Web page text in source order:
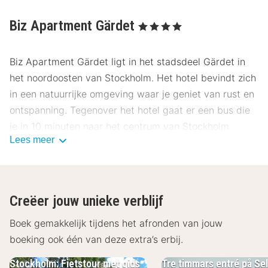
Biz Apartment Gärdet , 4 Sterren
Biz Apartment Gärdet ligt in het stadsdeel Gärdet in
het noordoosten van Stockholm. Het hotel bevindt zich
in een natuurrijke omgeving waar je geniet van rust en
ontspanning. Tegenover het hotel gaat er een bus die
je in 10 minuten naar het centrum van Stockholm
brengt. Liever met de metro? Op 10 minuten
appartementen met een lichte, moderne inrichting.
Ieder appartement is voorzien van een televisie,
keukentje en een badkamer met een douche en toilet.
In de openbare ruimtes van het hotel is gratis Wi-Fi
aanwezig. Het hotel heeft een eigen restaurant dat
Lees meer
Creëer jouw unieke verblijf
Boek gemakkelijk tijdens het afronden van jouw
boeking ook één van deze extra’s erbij.
Tre timmars entré på
Stockholm: Fietstour met gids